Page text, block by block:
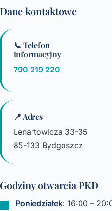
Dane kontaktowe
📞 Telefon
informacyjny
790 219 220
📍 Adres
Lenartowicza 33-35
85-133 Bydgoszcz
Godziny otwarcia PKD
Poniedziałek: 16:00 –